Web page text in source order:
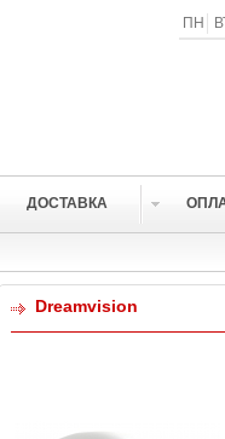
ПН
ДОСТАВКА
Dreamvision